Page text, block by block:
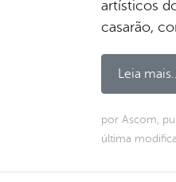
artísticos
casarão,
Leia
por Ascom,
última